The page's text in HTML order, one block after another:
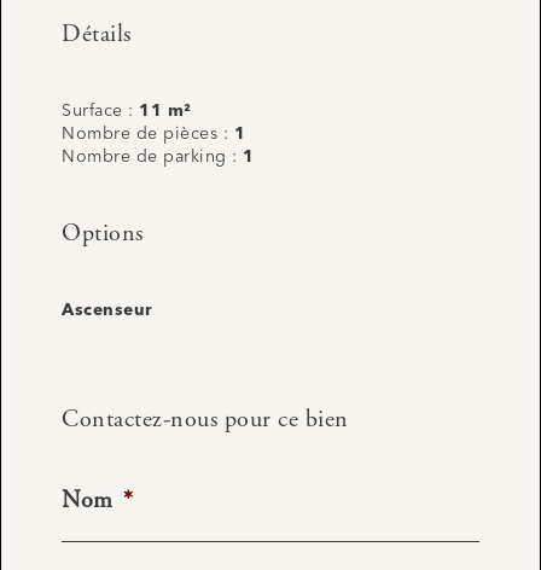
Détails
Surface : 11 m²
Nombre de pièces : 1
Nombre de parking : 1
Options
Ascenseur
Contactez-nous pour ce bien
Nom *